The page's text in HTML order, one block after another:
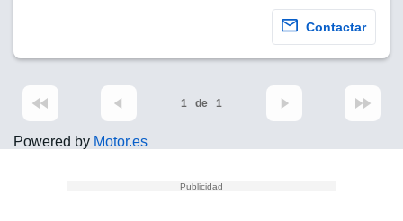
Contactar
1 de 1
Powered by Motor.es